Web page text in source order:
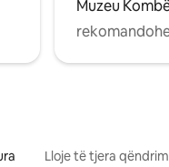
Muzeu
Lloje të tjera